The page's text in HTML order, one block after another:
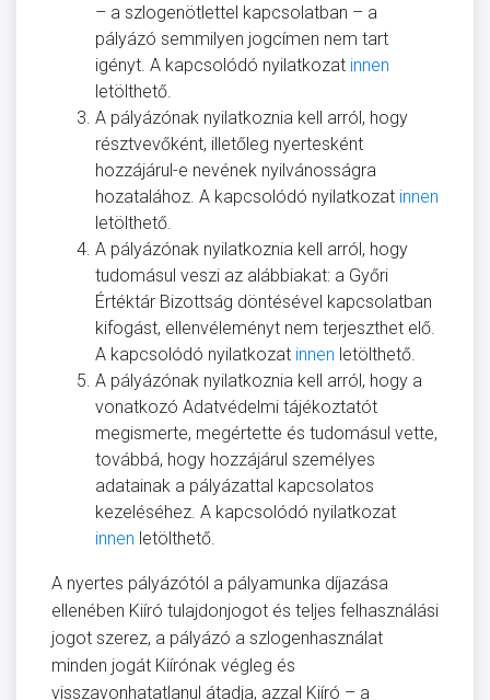
– a szlogenötlettel kapcsolatban – a
pályázó semmilyen jogcímen nem tart
igényt. A kapcsolódó nyilatkozat innen
letölthető.
A pályázónak nyilatkoznia kell arról, hogy
résztvevőként, illetőleg nyertesként
hozzájárul-e nevének nyilvánosságra
hozatalához. A kapcsolódó nyilatkozat innen
letölthető.
A pályázónak nyilatkoznia kell arról, hogy
tudomásul veszi az alábbiakat: a Győri
Értéktár Bizottság döntésével kapcsolatban
kifogást, ellenvéleményt nem terjeszthet elő.
A kapcsolódó nyilatkozat innen letölthető.
A pályázónak nyilatkoznia kell arról, hogy a
vonatkozó Adatvédelmi tájékoztatót
megismerte, megértette és tudomásul vette,
továbbá, hogy hozzájárul személyes
adatainak a pályázattal kapcsolatos
kezeléséhez. A kapcsolódó nyilatkozat
innen letölthető.
A nyertes pályázótól a pályamunka díjazása
ellenében Kiíró tulajdonjogot és teljes felhasználási
jogot szerez, a pályázó a szlogenhasználat
minden jogát Kiírónak végleg és
visszavonhatatlanul átadja, azzal Kiíró – a